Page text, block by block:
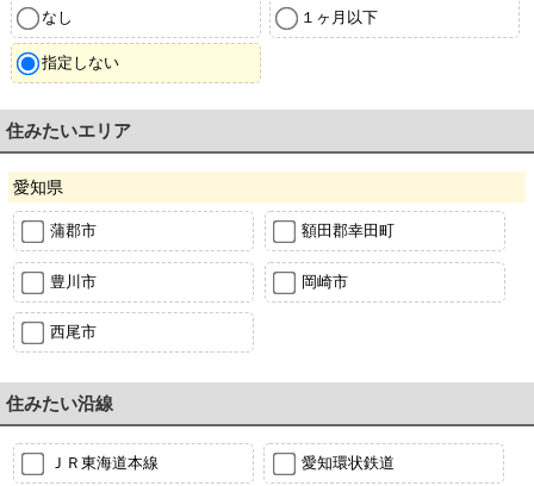
なし １ヶ月以下
指定しない
住みたいエリア
愛知県
蒲郡市 額田郡幸田町
豊川市 岡崎市
西尾市
住みたい沿線
ＪＲ東海道本線 愛知環状鉄道